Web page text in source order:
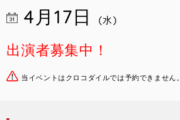
4月17日 (水)
出演者募集中！
当イベントはクロコダイルでは予約できません。